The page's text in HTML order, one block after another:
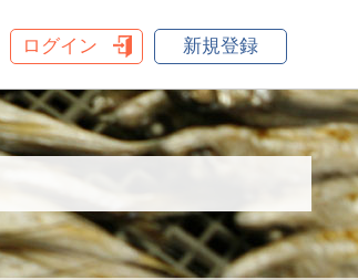
ログイン 新規登録